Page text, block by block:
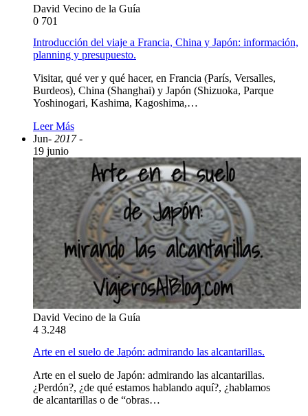
David Vecino de la Guía
0 701
Introducción del viaje a Francia, China y Japón: información,
planning y presupuesto.
Visitar, qué ver y qué hacer, en Francia (París, Versalles,
Burdeos), China (Shanghai) y Japón (Shizuoka, Parque
Yoshinogari, Kashima, Kagoshima,…
Leer Más
Jun- 2017 -
19 junio
David Vecino de la Guía
4 3.248
Arte en el suelo de Japón: admirando las alcantarillas.
Arte en el suelo de Japón: admirando las alcantarillas.
¿Perdón?, ¿de qué estamos hablando aquí?, ¿hablamos
de alcantarillas o de “obras…